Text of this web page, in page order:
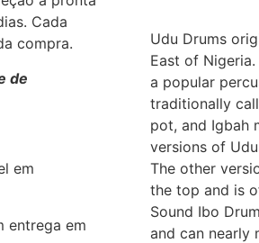
Cada
compra.
de
em
entrega em
Udu Drums
East of
a popular
traditionally
pot, and Igbah
versions of
The other
the top and is
Sound Ibo
and can nearly